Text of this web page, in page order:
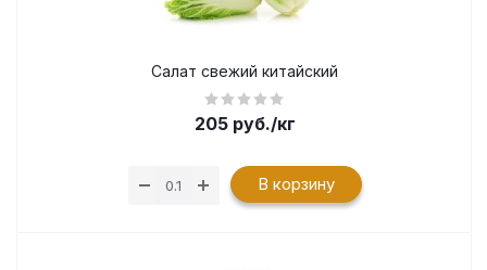
Салат свежий китайский
205руб./кг
В корзину